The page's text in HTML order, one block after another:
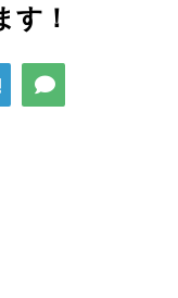
す！